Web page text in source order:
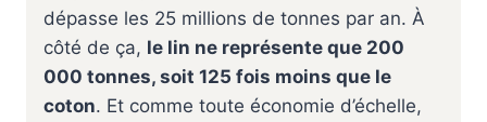
dépasse les 25 millions de tonnes par an. À
côté de ça, le lin ne représente que 200
000 tonnes, soit 125 fois moins que le
coton. Et comme toute économie d’échelle,